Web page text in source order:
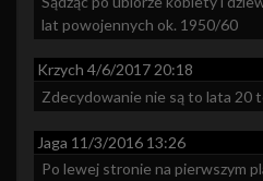
lat powojennych ok. 1950/60
Krzych 4/6/2017 20:18
Zdecydowanie nie są to lata 20
Jaga 11/3/2016 13:26
Po lewej stronie na pierwszym